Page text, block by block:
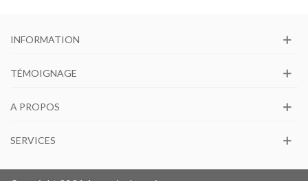
INFORMATION
TÉMOIGNAGE
A PROPOS
SERVICES